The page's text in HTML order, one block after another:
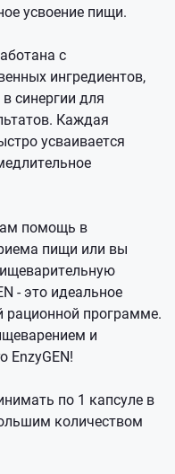
усвоение пищи.
с
ингредиентов,
синергии для
Каждая
усваивается
помощь в
пищи или вы
- это идеальное
рационной программе.
и
EnzyGEN!
по 1 капсуле в
количеством